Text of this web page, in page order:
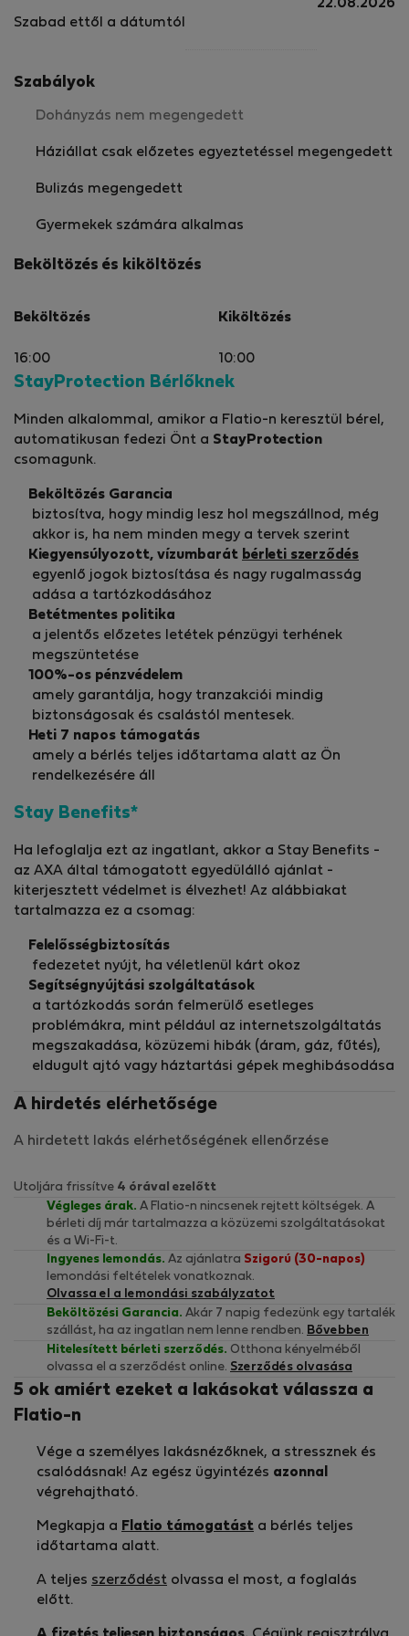
Szabad ettől a dátumtól
22.08.2026
Szabályok
Dohányzás nem megengedett
Háziállat csak előzetes egyeztetéssel megengedett
Bulizás megengedett
Gyermekek számára alkalmas
Beköltözés és kiköltözés
Beköltözés
16:00
Kiköltözés
10:00
StayProtection Bérlőknek
Minden alkalommal, amikor a Flatio-n keresztül bérel,
automatikusan fedezi Önt a StayProtection
csomagunk.
Beköltözés Garancia
biztosítva, hogy mindig lesz hol megszállnod, még
akkor is, ha nem minden megy a tervek szerint
Kiegyensúlyozott, vízumbarát bérleti szerződés
egyenlő jogok biztosítása és nagy rugalmasság
adása a tartózkodásához
Betétmentes politika
a jelentős előzetes letétek pénzügyi terhének
megszüntetése
100%-os pénzvédelem
amely garantálja, hogy tranzakciói mindig
biztonságosak és csalástól mentesek.
Heti 7 napos támogatás
amely a bérlés teljes időtartama alatt az Ön
rendelkezésére áll
Stay Benefits*
Ha lefoglalja ezt az ingatlant, akkor a Stay Benefits -
az AXA által támogatott egyedülálló ajánlat -
kiterjesztett védelmet is élvezhet! Az alábbiakat
tartalmazza ez a csomag:
Felelősségbiztosítás
fedezetet nyújt, ha véletlenül kárt okoz
Segítségnyújtási szolgáltatások
a tartózkodás során felmerülő esetleges
problémákra, mint például az internetszolgáltatás
megszakadása, közüzemi hibák (áram, gáz, fűtés),
eldugult ajtó vagy háztartási gépek meghibásodása
A hirdetés elérhetősége
A hirdetett lakás elérhetőségének ellenőrzése
Utoljára frissítve 4 órával ezelőtt
Végleges árak. A Flatio-n nincsenek rejtett költségek. A
bérleti díj már tartalmazza a közüzemi szolgáltatásokat
és a Wi-Fi-t.
Ingyenes lemondás. Az ajánlatra Szigorú (30-napos)
lemondási feltételek vonatkoznak.
Olvassa el a lemondási szabályzatot
Beköltözési Garancia. Akár 7 napig fedezünk egy tartalék
szállást, ha az ingatlan nem lenne rendben. Bővebben
Hitelesített bérleti szerződés. Otthona kényelméből
olvassa el a szerződést online. Szerződés olvasása
5 ok amiért ezeket a lakásokat válassza a
Flatio-n
Vége a személyes lakásnézőknek, a stressznek és
csalódásnak! Az egész ügyintézés azonnal
végrehajtható.
Megkapja a Flatio támogatást a bérlés teljes
időtartama alatt.
A teljes szerződést olvassa el most, a foglalás
előtt.